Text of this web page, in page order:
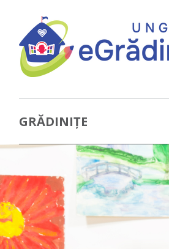
GRĂDINIȚE